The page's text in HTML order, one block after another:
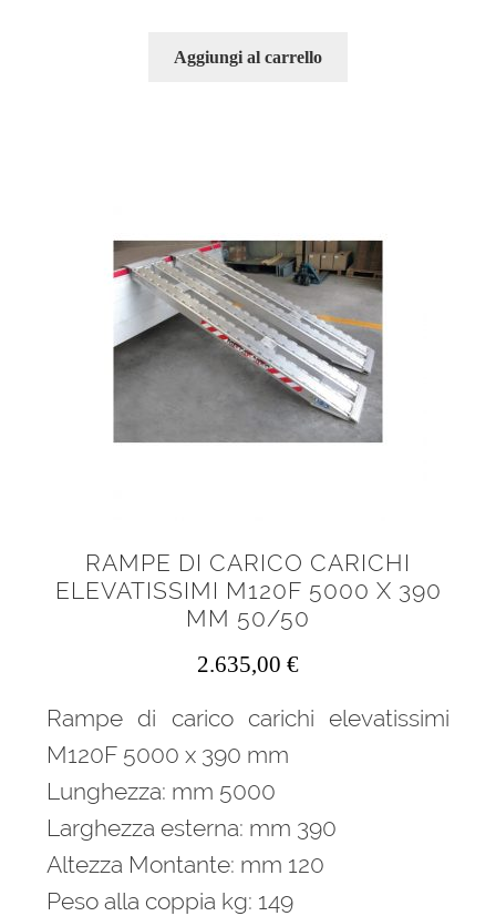
Aggiungi al carrello
RAMPE DI CARICO CARICHI
ELEVATISSIMI M120F 5000 X 390
MM 50/50
2.635,00 €
Rampe di carico carichi elevatissimi
M120F 5000 x 390 mm
Lunghezza: mm 5000
Larghezza esterna: mm 390
Altezza Montante: mm 120
Peso alla coppia kg: 149